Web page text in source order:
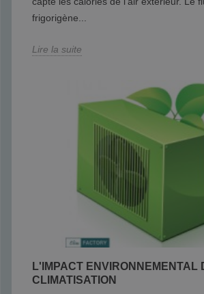
frigorigène...
Lire la suite
L'IMPACT ENVIRONNEMENTAL
CLIMATISATION